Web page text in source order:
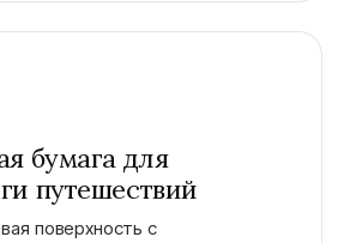
бумага для
путешествий
поверхность с